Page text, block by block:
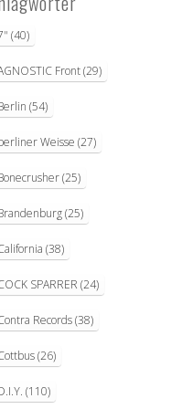
(40)
Front(29)
(54)
Weisse (27)
(25)
(25)
(38)
SPARRER (24)
Records(38)
(26)
(110)